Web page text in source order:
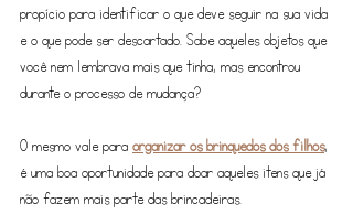
propício para identificar o que deve seguir na sua vida
e o que pode ser descartado. Sabe aqueles objetos que
você nem lembrava mais que tinha, mas encontrou
durante o processo de mudança?
O mesmo vale para organizar os brinquedos dos filhos,
é uma boa oportunidade para doar aqueles itens que já
não fazem mais parte das brincadeiras.